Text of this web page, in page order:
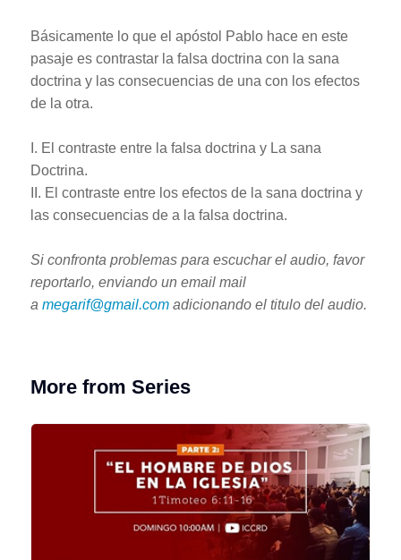
Básicamente lo que el apóstol Pablo hace en este
pasaje es contrastar la falsa doctrina con la sana
doctrina y las consecuencias de una con los efectos
de la otra.
I. El contraste entre la falsa doctrina y La sana
Doctrina.
II. El contraste entre los efectos de la sana doctrina y
las consecuencias de a la falsa doctrina.
Si confronta problemas para escuchar el audio, favor
reportarlo, enviando un email mail
a megarif@gmail.com adicionando el titulo del audio.
More from Series